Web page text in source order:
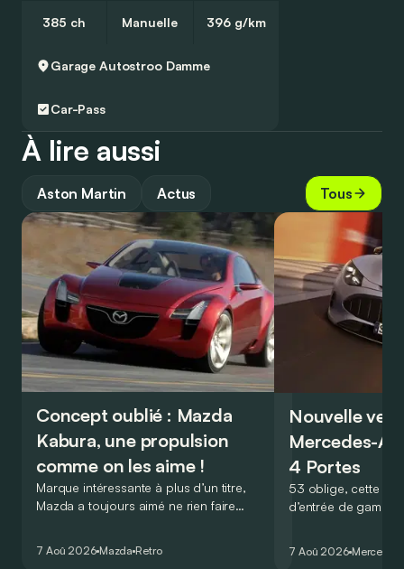
385 ch Manuelle 396 g/km
Garage Autostroo Damme
Car-Pass
À lire aussi
Aston Martin Actus Tous
Concept oublié : Mazda
Kabura, une propulsion
comme on les aime !
Marque intéressante à plus d’un titre,
Mazda a toujours aimé ne rien faire
de la plus belle des manières…
7 Aoû 2026 Mazda Retro
Nouvelle
Mercedes-
4 Portes
53 oblige, cette
d’entrée de
moins…
7 Aoû 2026 Mercedes